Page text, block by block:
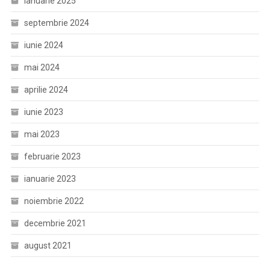
septembrie 2024
iunie 2024
mai 2024
aprilie 2024
iunie 2023
mai 2023
februarie 2023
ianuarie 2023
noiembrie 2022
decembrie 2021
august 2021